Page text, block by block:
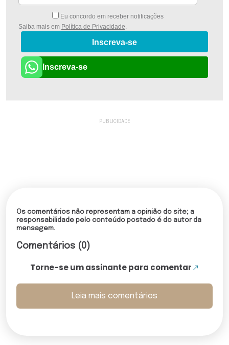
Eu concordo em receber notificações
Saiba mais em Política de Privacidade.
Inscreva-se
Inscreva-se
Os comentários não representam a opinião do site; a
responsabilidade pelo conteúdo postado é do autor da
mensagem.
Comentários (0)
Torne-se um assinante para comentar
Leia mais comentários